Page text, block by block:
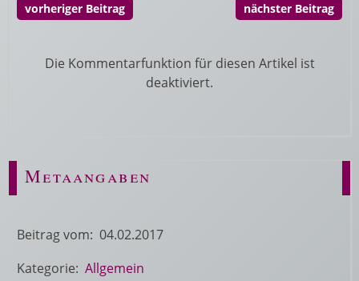
vorheriger Beitrag nächster Beitrag
Die Kommentarfunktion für diesen Artikel ist
deaktiviert.
Metaangaben
Beitrag vom: 04.02.2017
Kategorie:Allgemein